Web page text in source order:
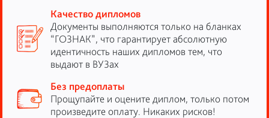
Качество дипломов
Документы выполняются только на бланках
“ГОЗНАК”, что гарантирует абсолютную
идентичность наших дипломов тем, что
выдают в ВУЗах
Без предоплаты
Прощупайте и оцените диплом, только потом
произведите оплату. Никаких рисков!